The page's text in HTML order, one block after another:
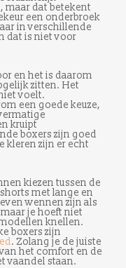
maar dat betekent
een onderbroek
in verschillende
dat is niet voor
en het is daarom
zitten. Het
voelt.
een goede keuze,
kruipt
boxers zijn goed
kleren zijn er echt
kiezen tussen de
met lange en
wennen zijn als
je hoeft niet
knellen.
boxers zijn
. Zolang je de juiste
het comfort en de
vaandel staan.